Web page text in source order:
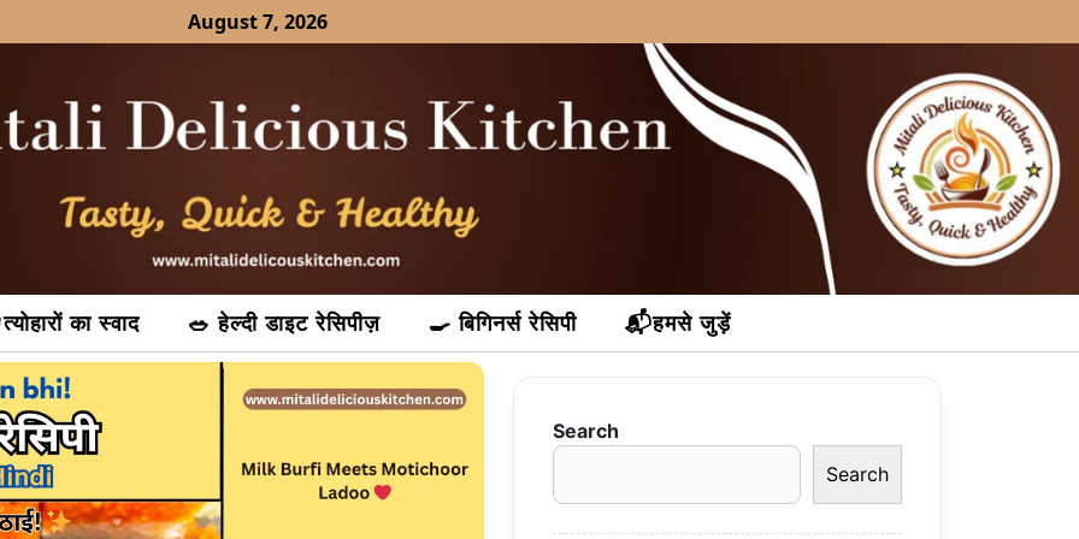
August 7, 2026
का स्वाद 🥗 हेल्दी डाइट रेसिपीज़ 🍳 बिगिनर्स रेसिपी 📬हमसे जुड़ें
Search
Search